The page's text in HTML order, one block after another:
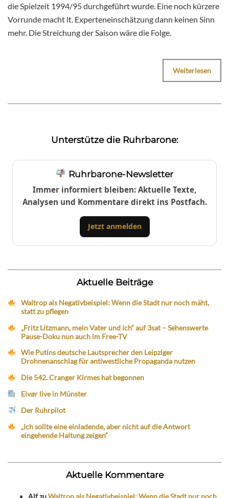
die Spielzeit 1994/95 durchgeführt wurde. Eine noch kürzere
Vorrunde macht lt. Experteneinschätzung dann keinen Sinn
mehr. Die Streichung der Saison wäre die Folge.
Weiterlesen
Unterstütze die Ruhrbarone:
Ruhrbarone-Newsletter
Immer informiert bleiben: Aktuelle Texte,
Analysen und Kommentare direkt ins Postfach.
Jetzt anmelden
Aktuelle Beiträge
Waltrop als Negativbeispiel: Wenn die Stadt nur noch mäht,
statt zu pflegen
„Fritz Litzmann, mein Vater und ich“ auf 3sat – Sehenswerte
Pause-Doku nun auch im Free-TV
Wie Putins deutsche Lautsprecher den Leipziger
Drohnenanschlag für antiwestliche Propaganda nutzen
Die 542. Cranger Kirmes hat begonnen
Eivør live in Münster
Der Ruhrpilot
„Ich sollte eine einladende, aber nicht auf die Antwort
eingehende Haltung zeigen“
Aktuelle Kommentare